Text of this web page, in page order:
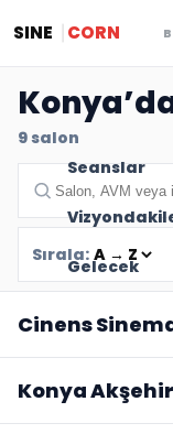
SINE CORN
Seanslar
Gelecek
9salon
Sırala:
Cinens
Konya